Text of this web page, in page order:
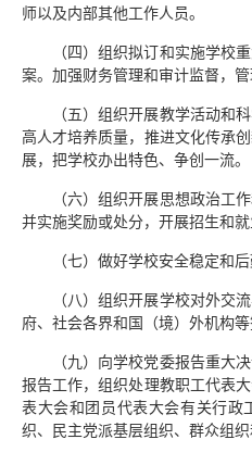
师以及内部其他工作人员。
（四）组织拟订和实施学校
案。加强财务管理和审计监督，管
（五）组织开展教学活动和
高人才培养质量，推进文化传承
展，把学校办出特色、争创一流。
（六）组织开展思想政治工
并实施奖励或处分，开展招生和就
（七）做好学校安全稳定和后
（八）组织开展学校对外交
府、社会各界和国（境）外机构
（九）向学校党委报告重大
报告工作，组织处理教职工代表
表大会和团员代表大会有关行政
织、民主党派基层组织、群众组织